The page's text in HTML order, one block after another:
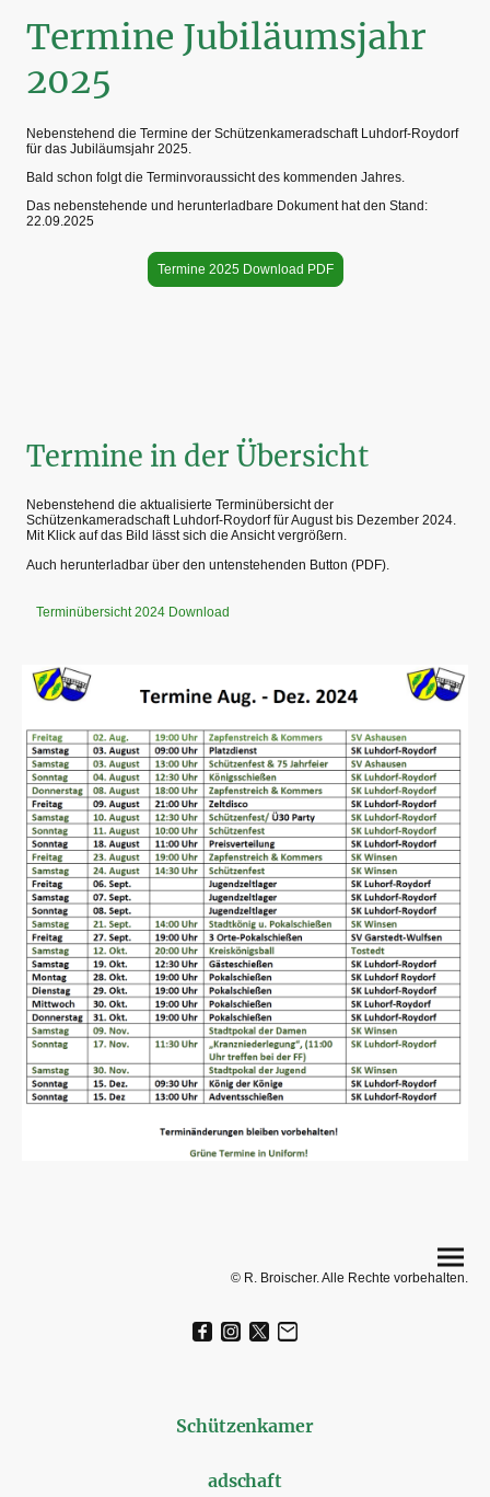
Termine Jubiläumsjahr
2025
Nebenstehend die Termine der Schützenkameradschaft Luhdorf-Roydorf
für das Jubiläumsjahr 2025.
Bald schon folgt die Terminvoraussicht des kommenden Jahres.
Das nebenstehende und herunterladbare Dokument hat den Stand:
22.09.2025
Termine 2025 Download PDF
Termine in der Übersicht
Nebenstehend die aktualisierte Terminübersicht der
Schützenkameradschaft Luhdorf-Roydorf für August bis Dezember 2024.
Mit Klick auf das Bild lässt sich die Ansicht vergrößern.
Auch herunterladbar über den untenstehenden Button (PDF).
Terminübersicht 2024 Download
© R. Broischer. Alle Rechte vorbehalten.
Schützenkamer
adschaft